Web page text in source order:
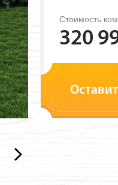
Стоимость
320